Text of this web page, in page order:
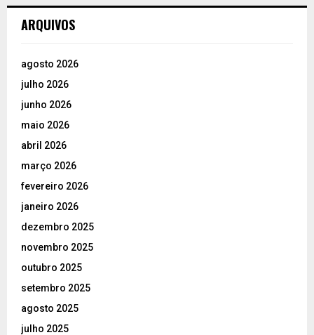
ARQUIVOS
agosto 2026
julho 2026
junho 2026
maio 2026
abril 2026
março 2026
fevereiro 2026
janeiro 2026
dezembro 2025
novembro 2025
outubro 2025
setembro 2025
agosto 2025
julho 2025